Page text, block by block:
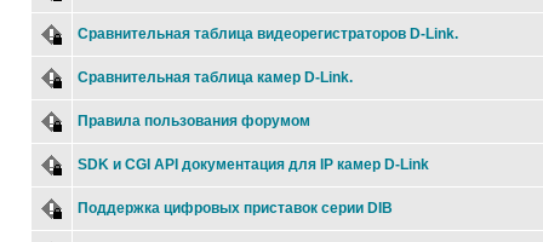
Сравнительная таблица видеорегистраторов D-Link.
Сравнительная таблица камер D-Link.
Правила пользования форумом
SDK и CGI API документация для IP камер D-Link
Поддержка цифровых приставок серии DIB